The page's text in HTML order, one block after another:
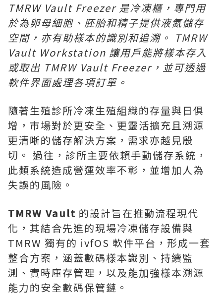
TMRW Vault Freezer 是冷凍櫃，專門用
於為卵母細胞、胚胎和精子提供液氮儲存
空間，亦有助樣本的識別和追溯。 TMRW
Vault Workstation 讓用戶能將樣本存入
或取出 TMRW Vault Freezer，並可透過
軟件界面處理各項訂單。
隨著生殖診所冷凍生殖組織的存量與日俱
增，市場對於更安全、更靈活擴充且溯源
更清晰的儲存解決方案，需求亦越見殷
切。 過往，診所主要依賴手動儲存系統，
此類系統造成營運效率不彰，並增加人為
失誤的風險。
TMRW Vault 的設計旨在推動流程現代
化，其結合先進的現場冷凍儲存設備與
TMRW 獨有的 ivfOS 軟件平台，形成一套
整合方案，涵蓋數碼樣本識別、持續監
測、實時庫存管理，以及能加強樣本溯源
能力的安全數碼保管鏈。